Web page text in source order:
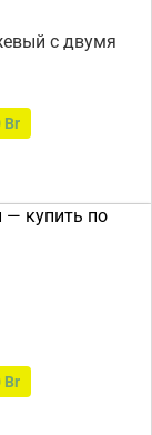
с двумя
Br
Br